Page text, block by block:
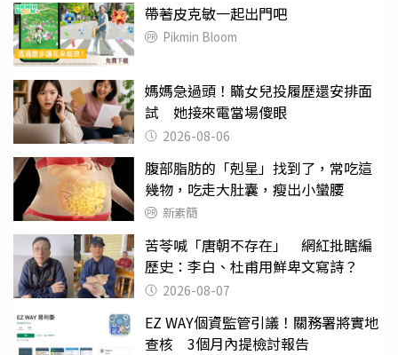
帶著皮克敏一起出門吧
Pikmin Bloom
媽媽急過頭！瞞女兒投履歷還安排面
試 她接來電當場傻眼
2026-08-06
腹部脂肪的「剋星」找到了，常吃這
幾物，吃走大肚囊，瘦出小蠻腰
新素簡
苦苓喊「唐朝不存在」 網紅批瞎編
歷史：李白、杜甫用鮮卑文寫詩？
2026-08-07
EZ WAY個資監管引議！關務署將實地
查核 3個月內提檢討報告